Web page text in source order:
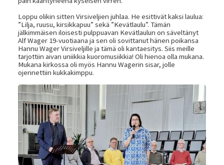
Loppu olikin sitten Virsiveljien juhlaa. He esittivät kaksi laulua:
”Lilja, ruusu, kirsikkapuu” sekä ”Kevätlaulu”. Tämän
jälkimmäisen iloisesti pulppuavan Kevätlaulun on säveltänyt
Alf Wager 19-vuotiaana ja sen oli sovittanut hänen poikansa
Hannu Wager Virsiveljille ja tämä oli kantaesitys. Siis meille
tarjottiin aivan uniikkia kuoromusiikkia! Oli hienoa olla mukana.
Mukana kirkossa oli myös Hannu Wagerin sisar, jolle
ojennettiin kukkakimppu.